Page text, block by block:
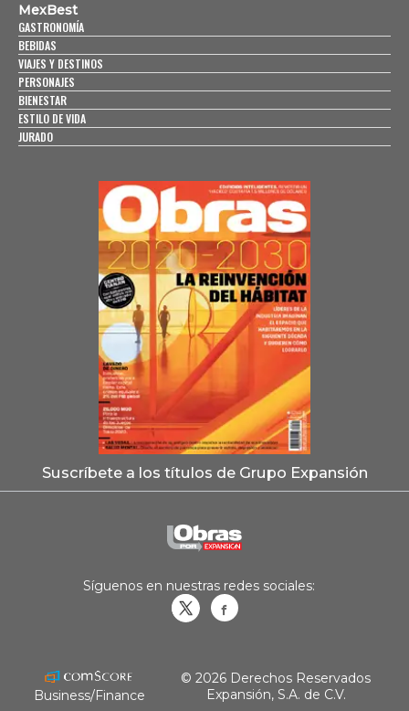
MexBest
GASTRONOMÍA
BEBIDAS
VIAJES Y DESTINOS
PERSONAJES
BIENESTAR
ESTILO DE VIDA
JURADO
Suscríbete a los títulos de Grupo Expansión
Síguenos en nuestras redes sociales:
Business/Finance
© 2026 Derechos Reservados
Expansión, S.A. de C.V.